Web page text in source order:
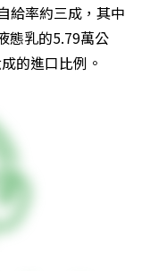
給率約三成，其中
態乳的5.79萬公
的進口比例。